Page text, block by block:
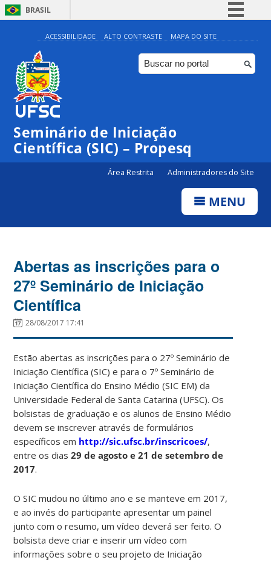
BRASIL
Simplifique!
Comunica BR
Participe
ACESSIBILIDADE ALTO CONTRASTE MAPA DO SITE
Seminário de Iniciação
Científica (SIC) – Propesq
Área Restrita Administradores do Site
MENU
Abertas as inscrições para o
27º Seminário de Iniciação
Científica
28/08/2017 17:41
Estão abertas as inscrições para o 27º Seminário de
Iniciação Científica (SIC) e para o 7º Seminário de
Iniciação Científica do Ensino Médio (SIC EM) da
Universidade Federal de Santa Catarina (UFSC). Os
bolsistas de graduação e os alunos de Ensino Médio
devem se inscrever através de formulários
específicos em http://sic.ufsc.br/inscricoes/,
entre os dias29 de agosto e 21 de setembro de
2017.
O SIC mudou no último ano e se manteve em 2017,
e ao invés do participante apresentar um painel
junto com o resumo, um vídeo deverá ser feito. O
bolsista deve criar e inserir um vídeo com
informações sobre o seu projeto de Iniciação